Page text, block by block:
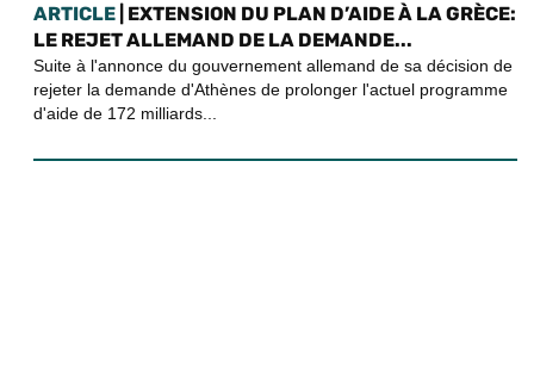
ARTICLE | EXTENSION DU PLAN D’AIDE À LA GRÈCE:
LE REJET ALLEMAND DE LA DEMANDE...
Suite à l'annonce du gouvernement allemand de sa décision de
rejeter la demande d'Athènes de prolonger l'actuel programme
d'aide de 172 milliards...